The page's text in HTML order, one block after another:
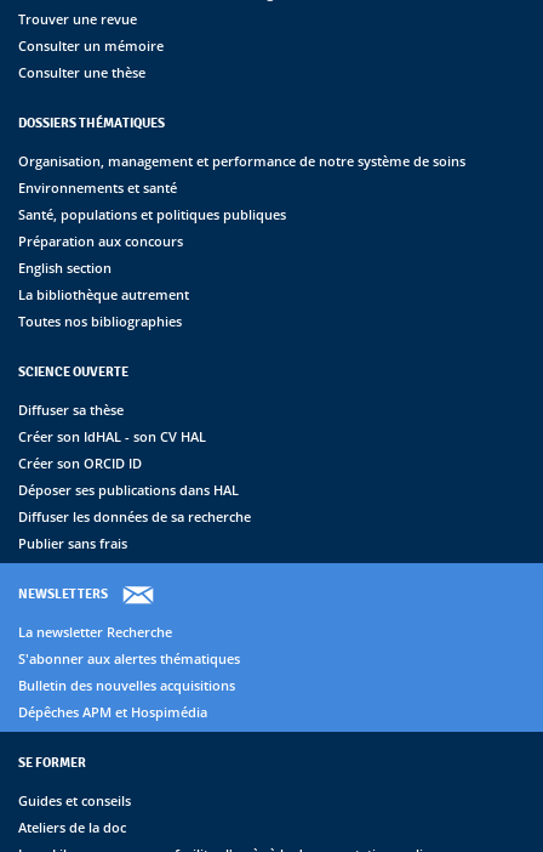
Trouver une revue
Consulter un mémoire
Consulter une thèse
DOSSIERS THÉMATIQUES
Organisation, management et performance de notre système de soins
Environnements et santé
Santé, populations et politiques publiques
Préparation aux concours
English section
La bibliothèque autrement
Toutes nos bibliographies
SCIENCE OUVERTE
Diffuser sa thèse
Créer son IdHAL - son CV HAL
Créer son ORCID ID
Déposer ses publications dans HAL
Diffuser les données de sa recherche
Publier sans frais
NEWSLETTERS
La newsletter Recherche
S'abonner aux alertes thématiques
Bulletin des nouvelles acquisitions
Dépêches APM et Hospimédia
SE FORMER
Guides et conseils
Ateliers de la doc